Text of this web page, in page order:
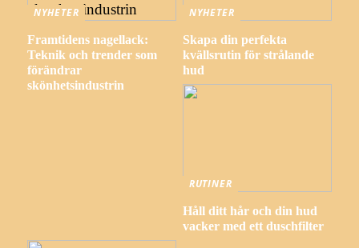
NYHETER
Framtidens nagellack:
Teknik och trender som
förändrar
skönhetsindustrin
NYHETER
Skapa din perfekta
kvällsrutin för strålande
hud
RUTINER
Håll ditt hår och din hud
vacker med ett duschfilter